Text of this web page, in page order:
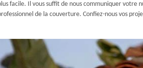
facile. Il vous suffit de nous communiquer votre
de la couverture. Confiez-nous vos